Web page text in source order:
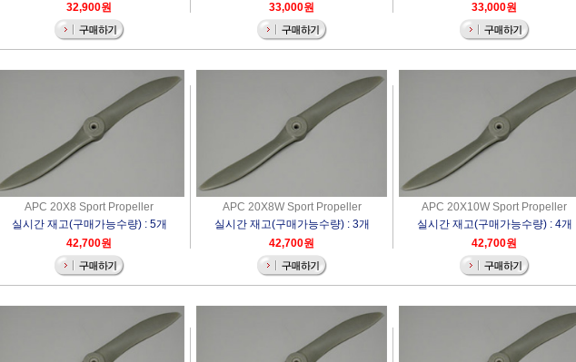
32,900원
33,000원
33,000원
APC 20X8 Sport Propeller
실시간 재고(구매가능수량) : 5개
42,700원
APC 20X8W Sport Propeller
실시간 재고(구매가능수량) : 3개
42,700원
APC 20X10W Sport Propeller
실시간 재고(구매가능수량) : 4개
42,700원